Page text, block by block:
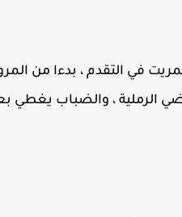
في التقدم ، بدءا من
الرملية ، والضباب